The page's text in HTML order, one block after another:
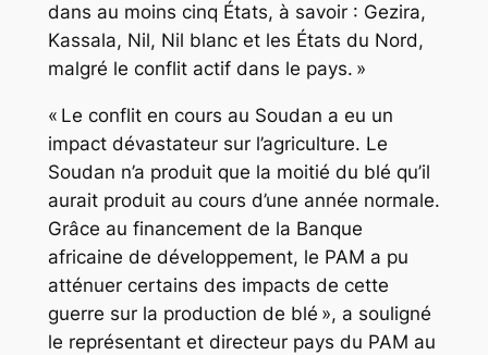
dans au moins cinq États, à savoir : Gezira,
Kassala, Nil, Nil blanc et les États du Nord,
malgré le conflit actif dans le pays. »
« Le conflit en cours au Soudan a eu un
impact dévastateur sur l’agriculture. Le
Soudan n’a produit que la moitié du blé qu’il
aurait produit au cours d’une année normale.
Grâce au financement de la Banque
africaine de développement, le PAM a pu
atténuer certains des impacts de cette
guerre sur la production de blé », a souligné
le représentant et directeur pays du PAM au